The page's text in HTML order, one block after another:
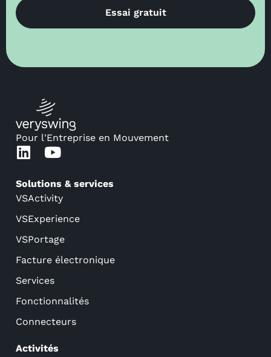
Essai gratuit
Pour l'Entreprise en Mouvement
Solutions & services
VSActivity
VSExperience
VSPortage
Facture électronique
Services
Fonctionnalités
Connecteurs
Activités